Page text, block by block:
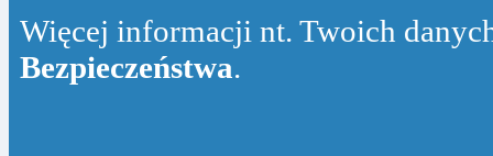
Więcej informacji nt. Twoich
Bezpieczeństwa.